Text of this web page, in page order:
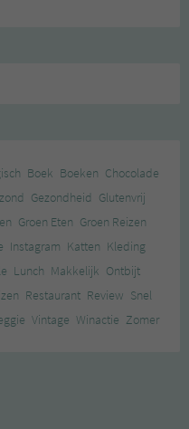
Boek Boeken Chocolade
Gezondheid Glutenvrij
Groen Eten Groen Reizen
Instagram Katten Kleding
Lunch Makkelijk Ontbijt
Restaurant Review Snel
Vintage Winactie Zomer